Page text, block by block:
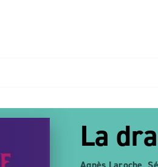
La